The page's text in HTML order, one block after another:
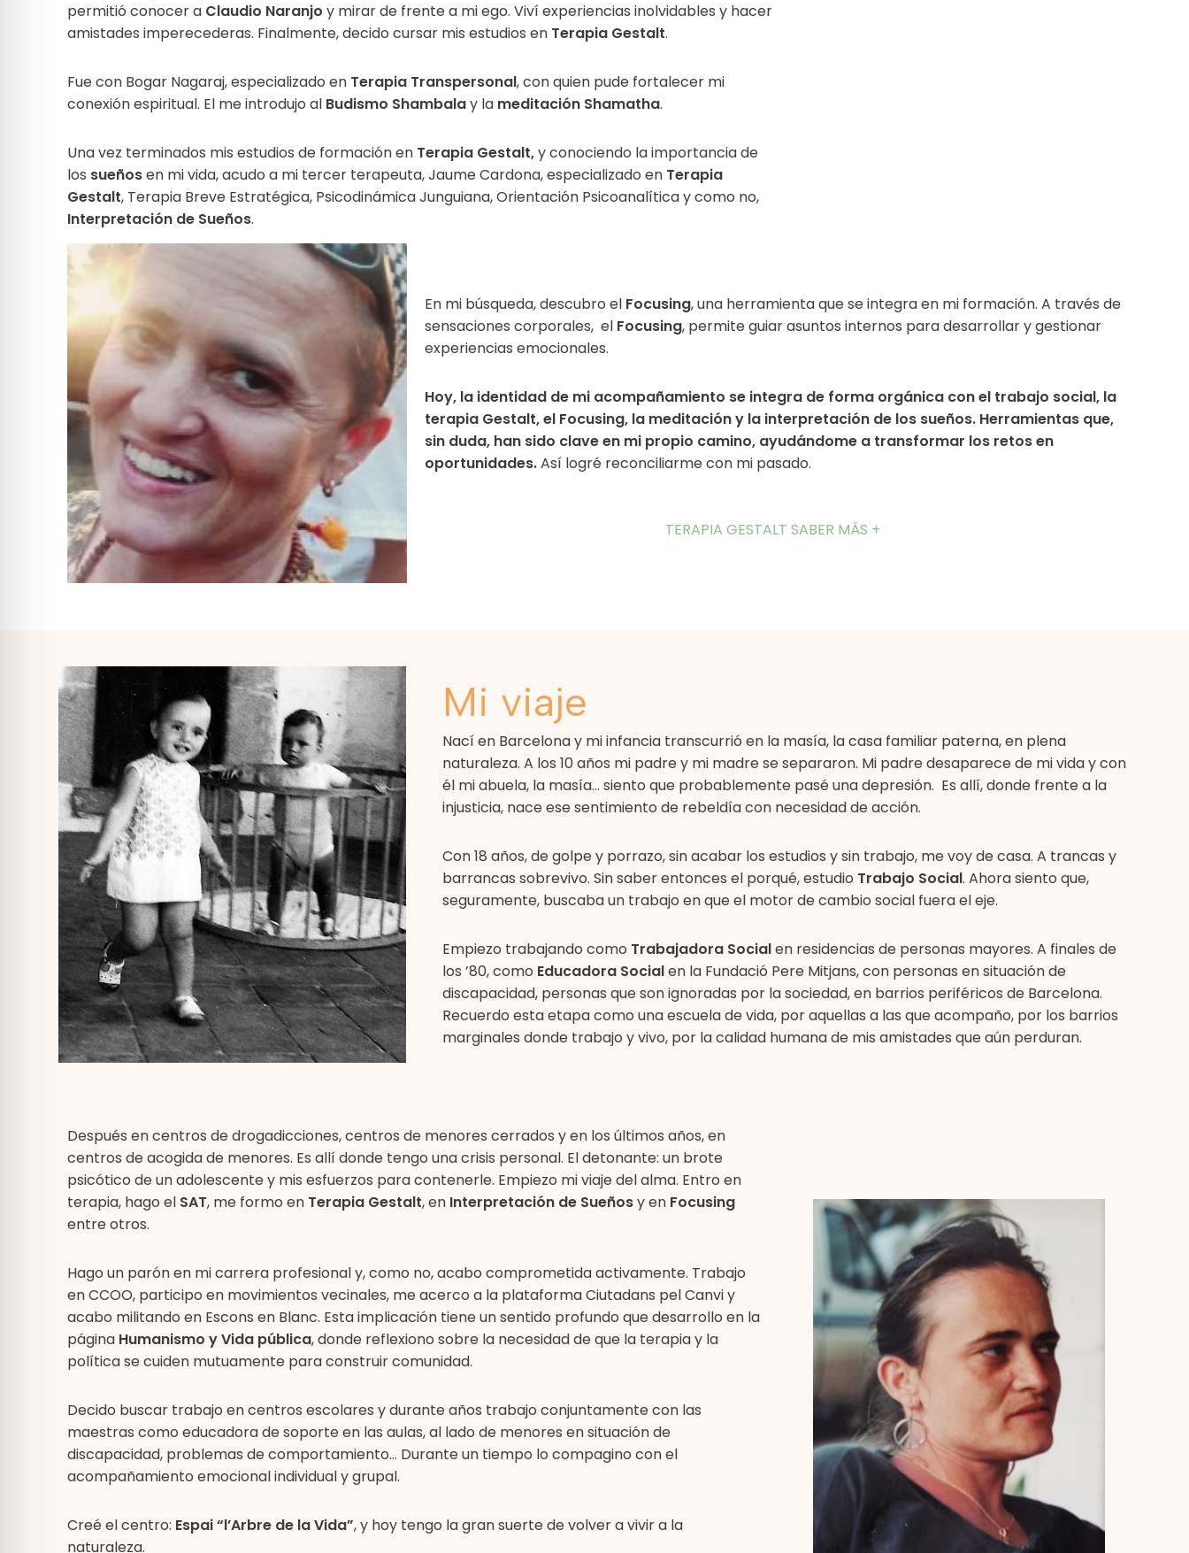
permitió conocer a Claudio Naranjo y mirar de frente a mi ego. Viví experiencias inolvidables y hacer
amistades imperecederas. Finalmente, decido cursar mis estudios en Terapia Gestalt.
Fue con Bogar Nagaraj, especializado en Terapia Transpersonal, con quien pude fortalecer mi
conexión espiritual. El me introdujo al Budismo Shambalay la meditación Shamatha.
Una vez terminados mis estudios de formación en Terapia Gestalt,y conociendo la importancia de
los sueñosen mi vida, acudo a mi tercer terapeuta, Jaume Cardona, especializado en Terapia
Gestalt, Terapia Breve Estratégica, Psicodinámica Junguiana, Orientación Psicoanalítica y como no,
Interpretación de Sueños.
En mi búsqueda, descubro el Focusing, una herramienta que se integra en mi formación. A través de
sensaciones corporales, el Focusing, permite guiar asuntos internos para desarrollar y gestionar
experiencias emocionales.
Hoy, la identidad de mi acompañamiento se integra de forma orgánica con el trabajo social, la
terapia Gestalt, el Focusing, la meditación y la interpretación de los sueños. Herramientas que,
sin duda, han sido clave en mi propio camino, ayudándome a transformar los retos en
oportunidades.Así logré reconciliarme con mi pasado.
TERAPIA GESTALT SABER MÁS +
Mi viaje
Nací en Barcelona y mi infancia transcurrió en la masía, la casa familiar paterna, en plena
naturaleza. A los 10 años mi padre y mi madre se separaron. Mi padre desaparece de mi vida y con
él mi abuela, la masía… siento que probablemente pasé una depresión. Es allí, donde frente a la
injusticia, nace ese sentimiento de rebeldía con necesidad de acción.
Con 18 años, de golpe y porrazo, sin acabar los estudios y sin trabajo, me voy de casa. A trancas y
barrancas sobrevivo. Sin saber entonces el porqué, estudio Trabajo Social. Ahora siento que,
seguramente, buscaba un trabajo en que el motor de cambio social fuera el eje.
Empiezo trabajando como Trabajadora Socialen residencias de personas mayores. A finales de
los ’80, como Educadora Socialen la Fundació Pere Mitjans, con personas en situación de
discapacidad, personas que son ignoradas por la sociedad, en barrios periféricos de Barcelona.
Recuerdo esta etapa como una escuela de vida, por aquellas a las que acompaño, por los barrios
marginales donde trabajo y vivo, por la calidad humana de mis amistades que aún perduran.
Después en centros de drogadicciones, centros de menores cerrados y en los últimos años, en
centros de acogida de menores. Es allí donde tengo una crisis personal. El detonante: un brote
psicótico de un adolescente y mis esfuerzos para contenerle. Empiezo mi viaje del alma. Entro en
terapia, hago el SAT, me formo en Terapia Gestalt, en Interpretación de Sueñosy en Focusing
entre otros.
Hago un parón en mi carrera profesional y, como no, acabo comprometida activamente. Trabajo
en CCOO, participo en movimientos vecinales, me acerco a la plataforma Ciutadans pel Canvi y
acabo militando en Escons en Blanc. Esta implicación tiene un sentido profundo que desarrollo en la
página Humanismo y Vida pública, donde reflexiono sobre la necesidad de que la terapia y la
política se cuiden mutuamente para construir comunidad.
Decido buscar trabajo en centros escolares y durante años trabajo conjuntamente con las
maestras como educadora de soporte en las aulas, al lado de menores en situación de
discapacidad, problemas de comportamiento... Durante un tiempo lo compagino con el
acompañamiento emocional individual y grupal.
Creé el centro: Espai “l’Arbre de la Vida”, y hoy tengo la gran suerte de volver a vivir a la
naturaleza.